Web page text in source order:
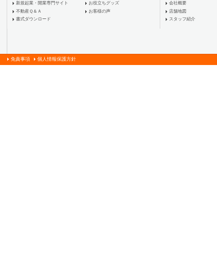
新規起業・開業専門サイト
不動産Ｑ＆Ａ
書式ダウンロード
お役立ちグッズ
お客様の声
会社概要
店舗地図
スタッフ紹介
免責事項 個人情報保護方針